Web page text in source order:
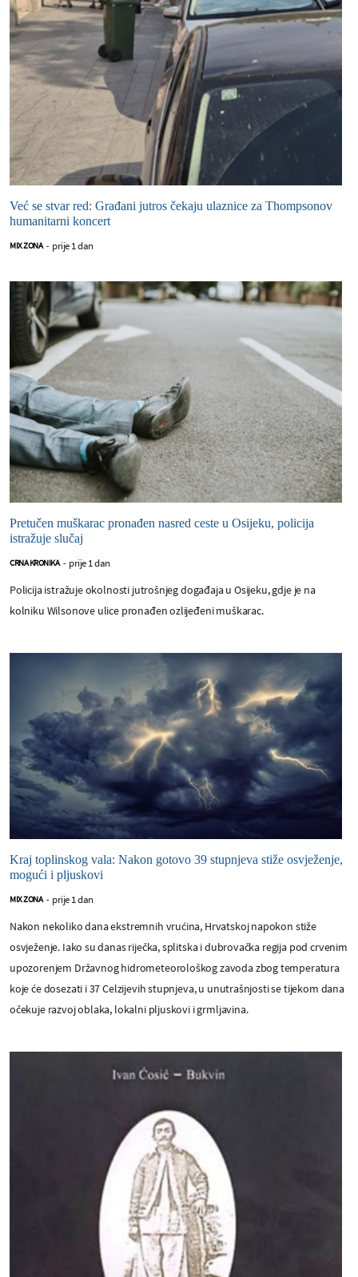
Već se stvar red: Građani jutros čekaju ulaznice za Thompsonov
humanitarni koncert
MIX ZONA - prije 1 dan
Pretučen muškarac pronađen nasred ceste u Osijeku, policija
istražuje slučaj
CRNA KRONIKA - prije 1 dan
Policija istražuje okolnosti jutrošnjeg događaja u Osijeku, gdje je na
kolniku Wilsonove ulice pronađen ozlijeđeni muškarac.
Kraj toplinskog vala: Nakon gotovo 39 stupnjeva stiže osvježenje,
mogući i pljuskovi
MIX ZONA - prije 1 dan
Nakon nekoliko dana ekstremnih vrućina, Hrvatskoj napokon stiže
osvježenje. Iako su danas riječka, splitska i dubrovačka regija pod crvenim
upozorenjem Državnog hidrometeorološkog zavoda zbog temperatura
koje će dosezati i 37 Celzijevih stupnjeva, u unutrašnjosti se tijekom dana
očekuje razvoj oblaka, lokalni pljuskovi i grmljavina.